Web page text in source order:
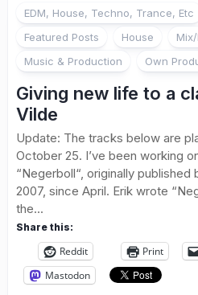
EDM, House, Techno, Trance, Etc
Featured Posts
House
Music & Production
Own
Giving new life to a
Vilde
Update: The tracks below are
October 25. I’ve been working
“Negerboll“, originally published
2007, since April. Erik wrote
the...
Share this:
Reddit Print
Mastodon